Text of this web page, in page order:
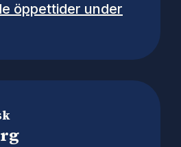
öppettider under